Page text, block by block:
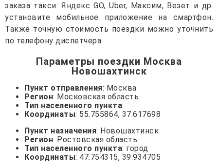
заказа такси: Яндекс GO, Uber, Максим, Везет и др.
установите мобильное приложение на смартфон.
Также точную стоимость поездки можно уточнить
по телефону диспетчера.
Параметры поездки Москва
Новошахтинск
Пункт отправления: Москва
Регион: Московская область
Тип населенного пункта:
Координаты: 55.755864, 37.617698
Пункт назначения: Новошахтинск
Регион: Ростовская область
Тип населенного пункта: город
Координаты: 47.754315, 39.934705